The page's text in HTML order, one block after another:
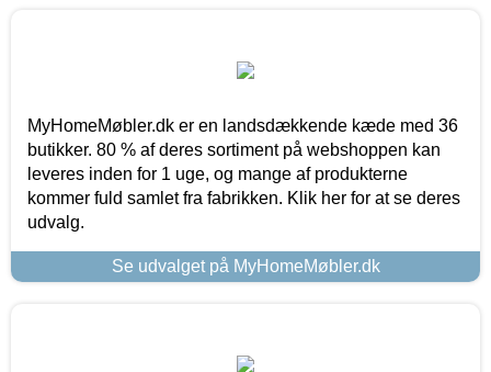
MyHomeMøbler.dk er en landsdækkende kæde med 36
butikker. 80 % af deres sortiment på webshoppen kan
leveres inden for 1 uge, og mange af produkterne
kommer fuld samlet fra fabrikken. Klik her for at se deres
udvalg.
Se udvalget på MyHomeMøbler.dk